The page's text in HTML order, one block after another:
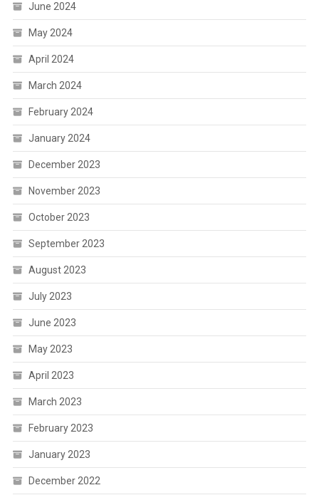
June 2024
May 2024
April 2024
March 2024
February 2024
January 2024
December 2023
November 2023
October 2023
September 2023
August 2023
July 2023
June 2023
May 2023
April 2023
March 2023
February 2023
January 2023
December 2022